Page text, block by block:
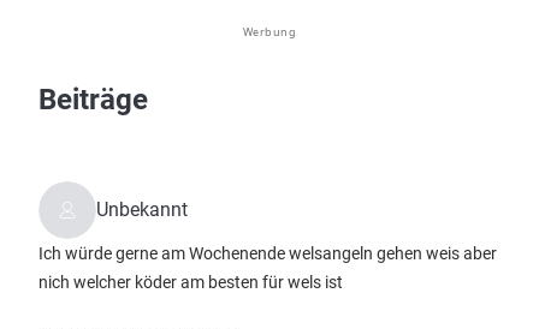
Werbung
Beiträge
Unbekannt
Ich würde gerne am Wochenende welsangeln gehen weis aber
nich welcher köder am besten für wels ist